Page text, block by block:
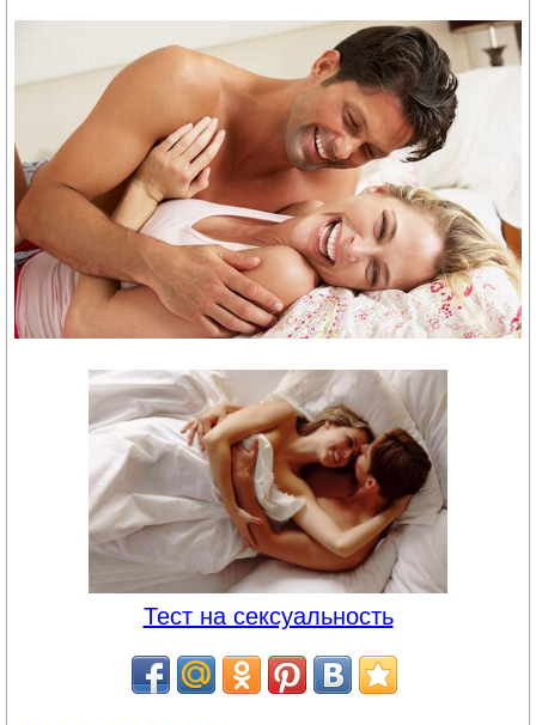
Тест на сексуальность